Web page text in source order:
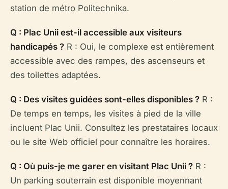
station de métro Politechnika.
Q : Plac Unii est-il accessible aux visiteurs
handicapés ? R : Oui, le complexe est entièrement
accessible avec des rampes, des ascenseurs et
des toilettes adaptées.
Q : Des visites guidées sont-elles disponibles ? R :
De temps en temps, les visites à pied de la ville
incluent Plac Unii. Consultez les prestataires locaux
ou le site Web officiel pour connaître les horaires.
Q : Où puis-je me garer en visitant Plac Unii ? R :
Un parking souterrain est disponible moyennant